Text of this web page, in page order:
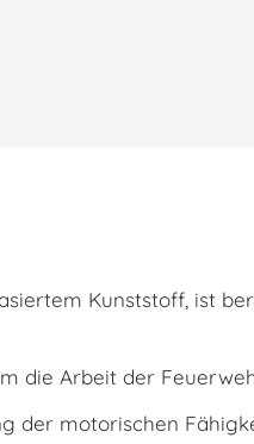
Kunststoff, ist
die Arbeit der
der motorischen